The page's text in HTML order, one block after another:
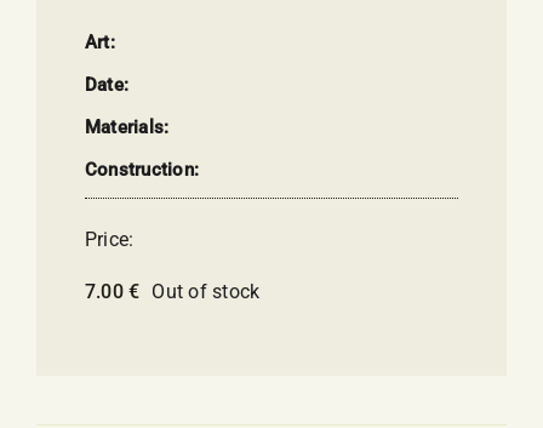
Art:
Date:
Materials:
Construction:
Price:
7.00€ Out of stock